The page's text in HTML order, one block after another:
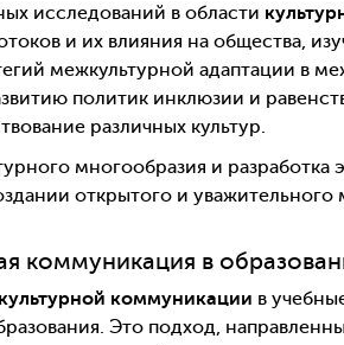
исследований в области
и их влияния на общества,
межкультурной адаптации в
политик инклюзии и
различных культур.
многообразия и
открытого и уважительного
коммуникация в
коммуникации в
Это подход,